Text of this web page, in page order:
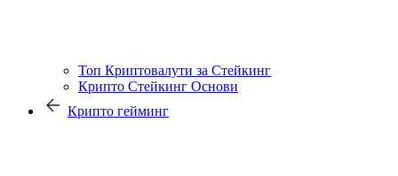
Топ Криптовалути за Стейкинг
Крипто Стейкинг Основи
Крипто гейминг